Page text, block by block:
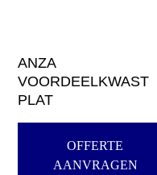
ANZA
VOORDEELKWAST
PLAT
OFFERTE
AANVRAGEN